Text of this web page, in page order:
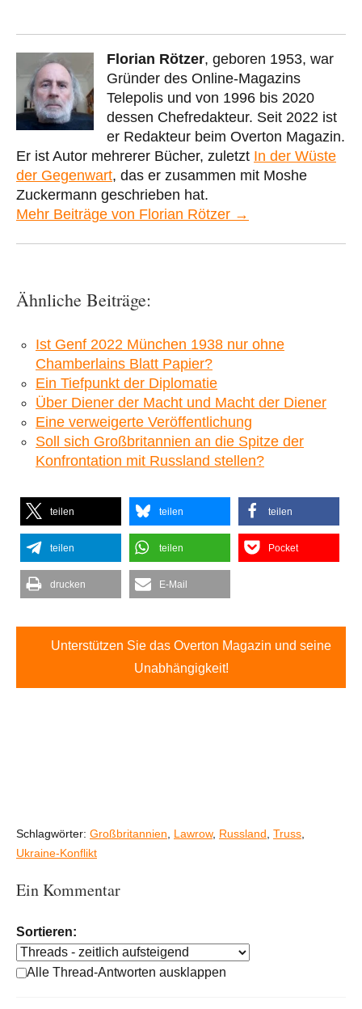
Florian Rötzer, geboren 1953, war
Gründer des Online-Magazins
Telepolis und von 1996 bis 2020
dessen Chefredakteur. Seit 2022 ist
er Redakteur beim Overton Magazin.
Er ist Autor mehrerer Bücher, zuletzt In der Wüste
der Gegenwart, das er zusammen mit Moshe
Zuckermann geschrieben hat.
Mehr Beiträge von Florian Rötzer →
Ähnliche Beiträge:
Ist Genf 2022 München 1938 nur ohne
Chamberlains Blatt Papier?
Ein Tiefpunkt der Diplomatie
Über Diener der Macht und Macht der Diener
Eine verweigerte Veröffentlichung
Soll sich Großbritannien an die Spitze der
Konfrontation mit Russland stellen?
teilen teilen teilen
teilen teilen Pocket
drucken E-Mail
Unterstützen Sie das Overton Magazin und seine
Unabhängigkeit!
Schlagwörter: Großbritannien, Lawrow, Russland, Truss,
Ukraine-Konflikt
Ein Kommentar
Sortieren:
Alle Thread-Antworten ausklappen